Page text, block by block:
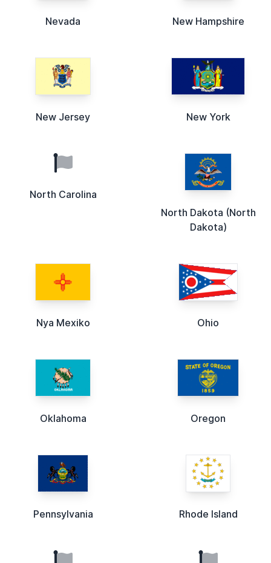
Nevada New Hampshire
New Jersey New York
North Carolina
North Dakota (North
Dakota)
Nya Mexiko Ohio
Oklahoma Oregon
Pennsylvania Rhode Island